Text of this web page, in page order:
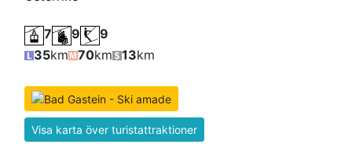
7 9
9
35km 70km 13km
Visa karta över turistattraktioner